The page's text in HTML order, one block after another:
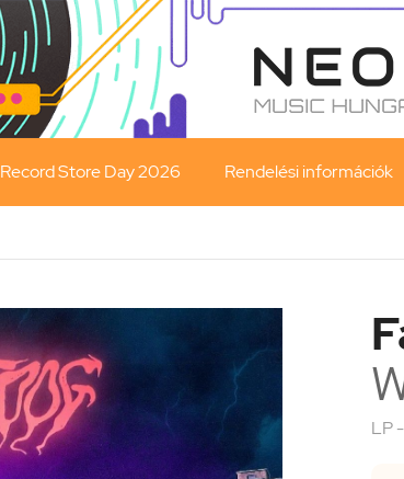
Record Store Day 2026 Rendelési információk
LP -